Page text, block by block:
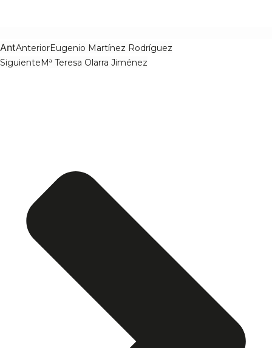
AntAnteriorEugenio Martínez Rodríguez
SiguienteMª Teresa Olarra Jiménez